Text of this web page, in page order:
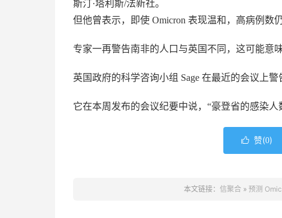
斯汀·塔利斯/法新社。
但他曾表示，即使 Omicron 表现温和，高病例数
专家一再警告南非的人口与英国不同，这可能意
英国政府的科学咨询小组 Sage 在最近的会议上
它在本周发布的会议纪要中说，“豪登省的感染人
 赞(0)
本文链接： 信聚合» 预测